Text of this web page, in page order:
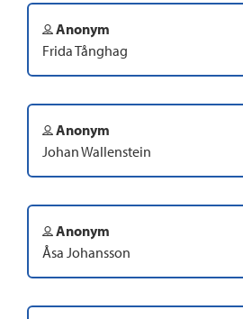
Anonym
Frida Tånghag
Anonym
Johan Wallenstein
Anonym
Åsa Johansson